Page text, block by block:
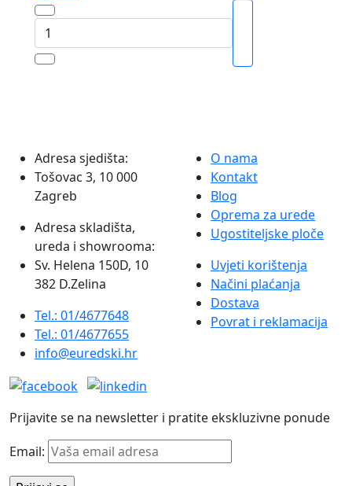
Vrećice
za
uništavače
Fellowes
količina
Adresa sjedišta:
Tošovac 3, 10 000
Zagreb
Adresa skladišta,
ureda i showrooma:
Sv. Helena 150D, 10
382 D.Zelina
Tel.: 01/4677648
Tel.: 01/4677655
info@euredski.hr
O nama
Kontakt
Blog
Oprema za urede
Ugostiteljske ploče
Uvjeti korištenja
Načini plaćanja
Dostava
Povrat i reklamacija
Prijavite se na newsletter i pratite ekskluzivne ponude
Email: